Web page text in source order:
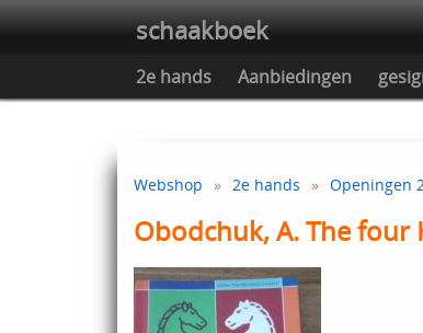
schaakboek
2e hands Aanbiedingen
Webshop » 2e hands » Openingen
Obodchuk, A. The four